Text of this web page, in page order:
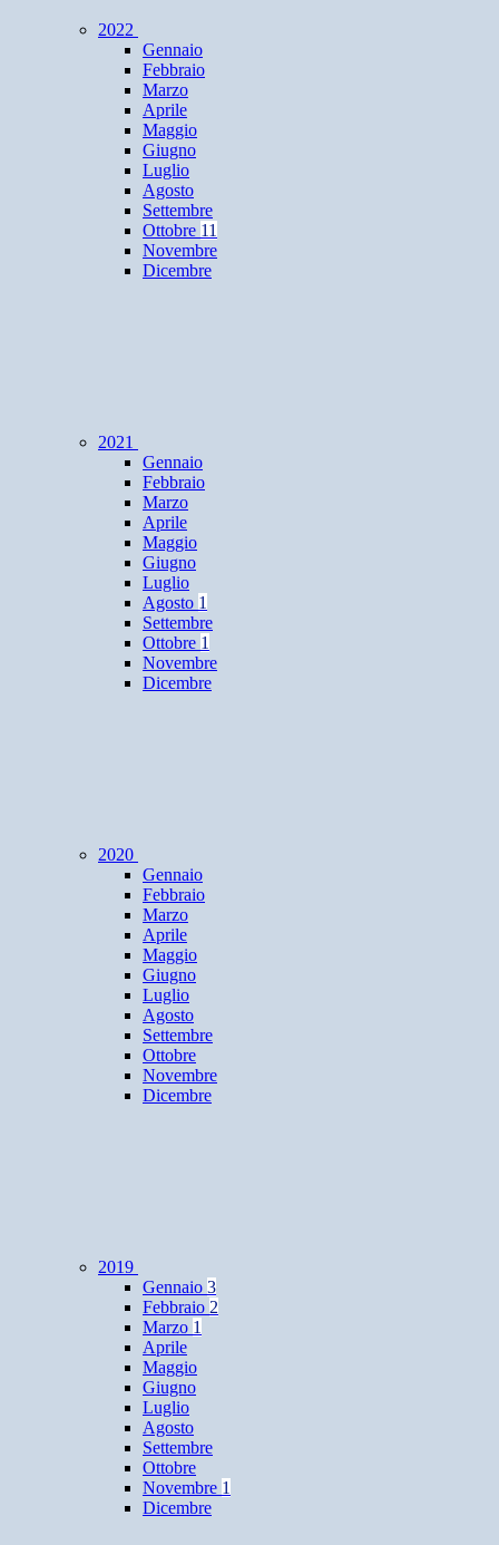
2022
Gennaio
Febbraio
Marzo
Aprile
Maggio
Giugno
Luglio
Agosto
Settembre
Ottobre 11
Novembre
Dicembre
2021
Gennaio
Febbraio
Marzo
Aprile
Maggio
Giugno
Luglio
Agosto 1
Settembre
Ottobre 1
Novembre
Dicembre
2020
Gennaio
Febbraio
Marzo
Aprile
Maggio
Giugno
Luglio
Agosto
Settembre
Ottobre
Novembre
Dicembre
2019
Gennaio 3
Febbraio 2
Marzo 1
Aprile
Maggio
Giugno
Luglio
Agosto
Settembre
Ottobre
Novembre 1
Dicembre